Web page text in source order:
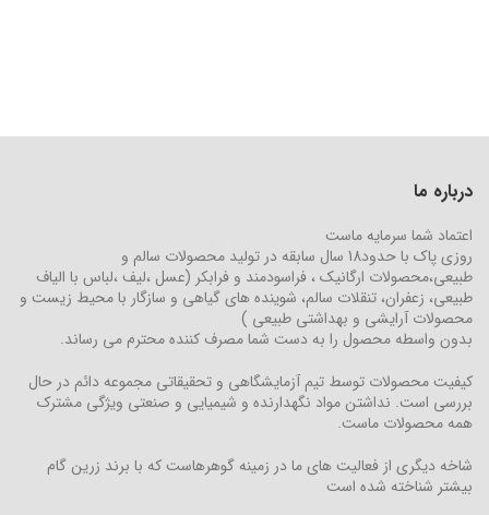
درباره ما
اعتماد شما سرمایه ماست
روزی پاک با حدود18 سال سابقه در تولید محصولات سالم و
طبیعی،محصولات ارگانیک ، فراسودمند و فرابکر (عسل ،لیف ،لباس با الیاف
طبیعی، زعفران، تنقلات سالم، شوینده های گیاهی و سازگار با محیط زیست و
محصولات آرایشی و بهداشتی طبیعی )
بدون واسطه محصول را به دست شما مصرف کننده محترم می رساند.
کیفیت محصولات توسط تیم آزمایشگاهی و تحقیقاتی مجموعه دائم در حال
بررسی است. نداشتن مواد نگهدارنده و شیمیایی و صنعتی ویژگی مشترک
همه محصولات ماست.
شاخه دیگری از فعالیت های ما در زمینه گوهرهاست که با برند زرین گام
بیشتر شناخته شده است